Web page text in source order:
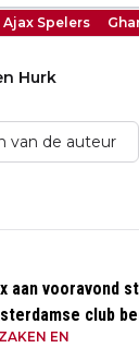
Ajax Spelers
Hurk
van de auteur
aan vooravond
club
EN